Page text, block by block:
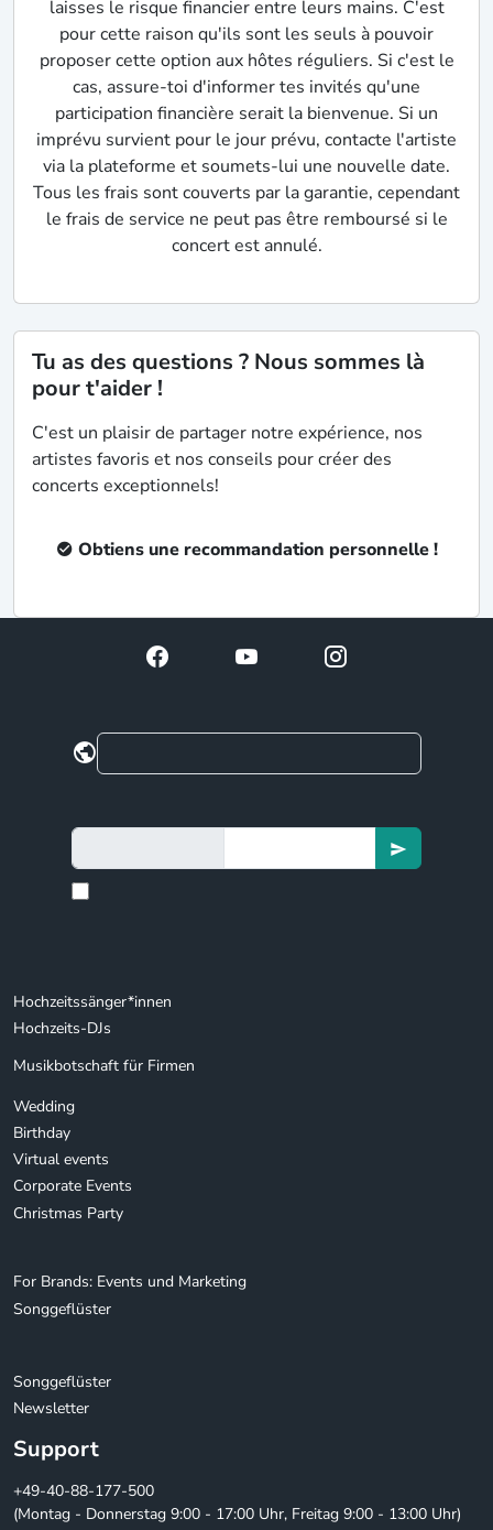
laisses le risque financier entre leurs mains. C'est
pour cette raison qu'ils sont les seuls à pouvoir
proposer cette option aux hôtes réguliers. Si c'est le
cas, assure-toi d'informer tes invités qu'une
participation financière serait la bienvenue. Si un
imprévu survient pour le jour prévu, contacte l'artiste
via la plateforme et soumets-lui une nouvelle date.
Tous les frais sont couverts par la garantie, cependant
le frais de service ne peut pas être remboursé si le
concert est annulé.
Tu as des questions ? Nous sommes là
pour t'aider !
C'est un plaisir de partager notre expérience, nos
artistes favoris et nos conseils pour créer des
concerts exceptionnels!
Obtiens une recommandation personnelle !
Hochzeitssänger*innen
Hochzeits-DJs
Musikbotschaft für Firmen
Wedding
Birthday
Virtual events
Corporate Events
Christmas Party
For Brands: Events und Marketing
Songgeflüster
Songgeflüster
Newsletter
Support
+49-40-88-177-500
(Montag - Donnerstag 9:00 - 17:00 Uhr, Freitag 9:00 - 13:00 Uhr)